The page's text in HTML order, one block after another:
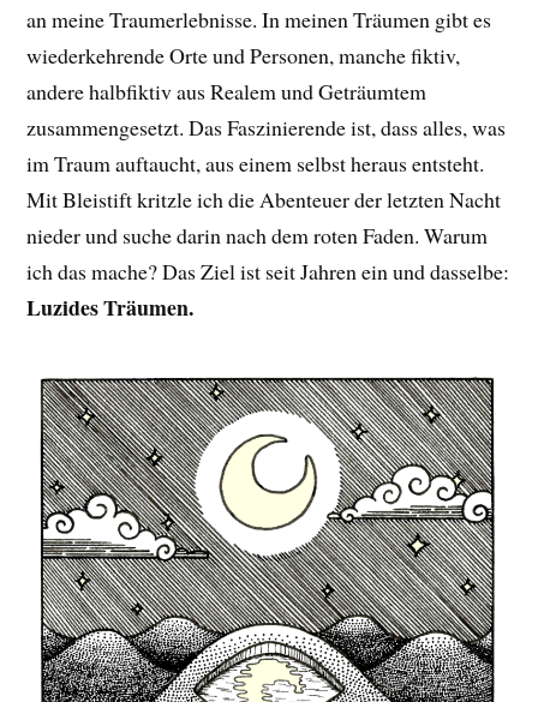
an meine Traumerlebnisse. In meinen Träumen gibt es
wiederkehrende Orte und Personen, manche fiktiv,
andere halbfiktiv aus Realem und Geträumtem
zusammengesetzt. Das Faszinierende ist, dass alles, was
im Traum auftaucht, aus einem selbst heraus entsteht.
Mit Bleistift kritzle ich die Abenteuer der letzten Nacht
nieder und suche darin nach dem roten Faden. Warum
ich das mache? Das Ziel ist seit Jahren ein und dasselbe:
Luzides Träumen.